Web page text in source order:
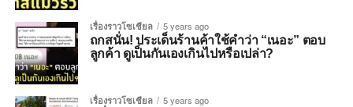
เรื่องราวโซเชียล 5 years ago
ถกสนั่น! ประเด็นร้านค้าใช้คำว่า “เนอะ” ตอบ
ลูกค้า ดูเป็นกันเองเกินไปหรือเปล่า?
เรื่องราวโซเชียล 5 years ago